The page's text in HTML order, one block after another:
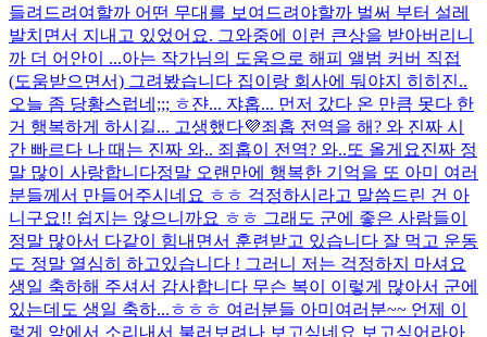
들려드려여할까 어떤 무대를 보여드려야할까 벌써 부터 설레
발치면서 지내고 있었어요. 그와중에 이런 큰상을 받아버리니
까 더 어안이 ...아는 작가님의 도움으로 해피 앨범 커버 직접
(도움받으면서) 그려봤습니다 집이랑 회사에 둬야지 히히 진..
오늘 좀 당황스럽네;;; ㅎ쟌... 쟈홉... 먼저 갔다 온 만큼 못다 한
거 행복하게 하시길... 고생했다💜죄홉 전역을 해? 와 진짜 시
간 빠르다 나 때는 진짜 와.. 죄홉이 전역? 와..또 올게요진짜 정
말 많이 사랑합니다정말 오랜만에 행복한 기억을 또 아미 여러
분들께서 만들어주시네요 ㅎㅎ 걱정하시라고 말씀드린 건 아
니구요!! 쉽지는 않으니까요 ㅎㅎ 그래도 군에 좋은 사람들이
정말 많아서 다같이 힘내면서 훈련받고 있습니다 잘 먹고 운동
도 정말 열심히 하고있습니다 ! 그러니 저는 걱정하지 마셔요
생일 축하해 주셔서 감사합니다 무슨 복이 이렇게 많아서 군에
있는데도 생일 축하...ㅎㅎㅎ 여러분들 아미여러분~~ 언제 이
렇게 앞에서 소리내서 불러보려나 보고싶네요 보고싶어라아